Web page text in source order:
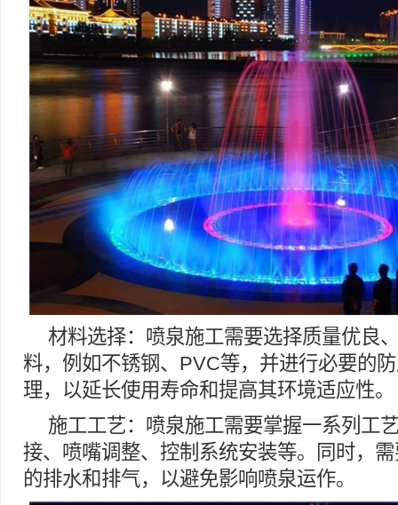
材料选择：喷泉施工需要选择质量优良
料，例如不锈钢、PVC等，并进行必要的
理，以延长使用寿命和提高其环境适应性。
施工工艺：喷泉施工需要掌握一系列工
接、喷嘴调整、控制系统安装等。同时，
的排水和排气，以避免影响喷泉运作。